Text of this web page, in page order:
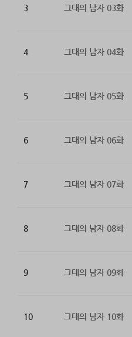
3 그대의 남자 03화
4 그대의 남자 04화
5 그대의 남자 05화
6 그대의 남자 06화
7 그대의 남자 07화
8 그대의 남자 08화
9 그대의 남자 09화
10 그대의 남자 10화